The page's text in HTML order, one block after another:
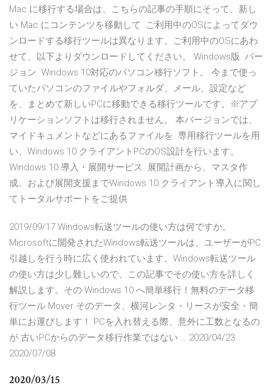
Mac に移行する場合は、こちらの記事の手順にそって、新し
い Mac にコンテンツを移動して ご利用中のOSによってダウ
ンロードする移行ツールは異なります。ご利用中のOSにあわ
せて、以下よりダウンロードしてください。 Windows版. バー
ジョン. Windows 10対応のパソコン移行ソフト。 今まで使っ
ていたパソコンのファイルやフォルダ、メール、設定など
を、まとめて新しいPCに移動できる移行ツールです。※アプ
リケーションソフトは移行されません。 本バージョンでは、
マイドキュメントなどにあるファイルを 専用移行ツールを用
い、Windows 10 クライアントPCのOS設計を行います。
Windows 10 導入・展開サービス. 展開計画から、マスタ作
成、および展開支援までWindows 10 クライアント導入に関し
てトータルサポートをご提供
2019/09/17 Windows転送ツールの使い方は何ですか。
Microsoftに開発されたWindows転送ツールは、ユーザーがPC
引越しを行う時に広く使われています。Windows転送ツール
の使い方は少し難しいので、この記事でその使い方を詳しく
解説します。その Windows 10 へ簡単移行！無料のデータ移
行ツール Mover そのデータ、横河レンタ・リースが安全・簡
単にお運びします！ PCを入れ替える際、意外に工数となるの
が 古いPCからのデータ移行作業ではない … 2020/04/23
2020/07/08
2020/03/15